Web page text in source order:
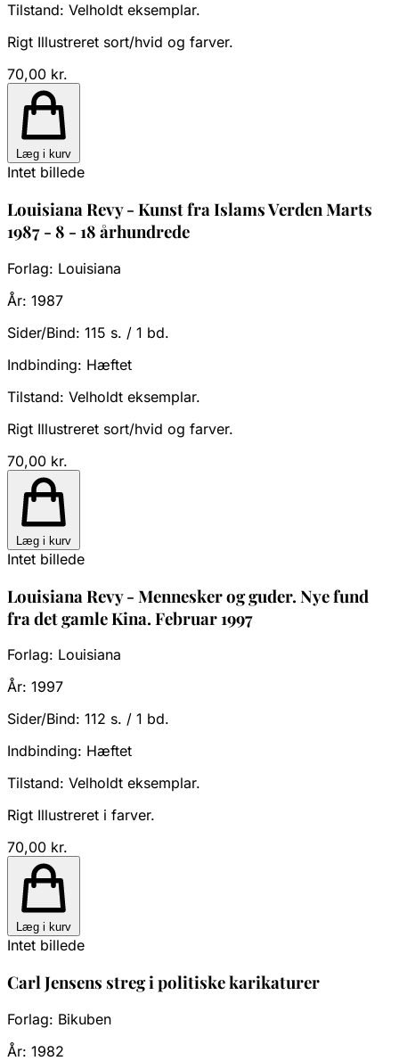
Tilstand: Velholdt eksemplar.
Rigt Illustreret sort/hvid og farver.
70,00 kr.
Læg i kurv
Intet billede
Louisiana Revy - Kunst fra Islams Verden Marts
1987 - 8 - 18 århundrede
Forlag: Louisiana
År: 1987
Sider/Bind: 115 s. / 1 bd.
Indbinding: Hæftet
Tilstand: Velholdt eksemplar.
Rigt Illustreret sort/hvid og farver.
70,00 kr.
Læg i kurv
Intet billede
Louisiana Revy - Mennesker og guder. Nye fund
fra det gamle Kina. Februar 1997
Forlag: Louisiana
År: 1997
Sider/Bind: 112 s. / 1 bd.
Indbinding: Hæftet
Tilstand: Velholdt eksemplar.
Rigt Illustreret i farver.
70,00 kr.
Læg i kurv
Intet billede
Carl Jensens streg i politiske karikaturer
Forlag: Bikuben
År: 1982